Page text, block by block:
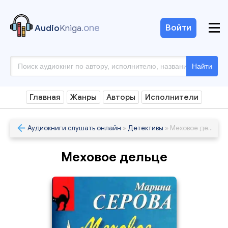
AudioKniga.one
Найти
Войти
Главная Жанры Авторы Исполнители
Аудиокниги слушать онлайн » Детективы » Меховое дельце
Меховое дельце